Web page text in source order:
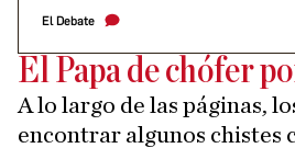
El Debate
El Papa de chófer
A lo largo de las páginas,
encontrar algunos chistes